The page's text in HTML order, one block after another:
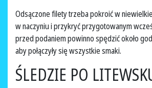
Odsączone filety trzeba pokroić w
w naczyniu i przykryć przygotowanym
przed podaniem powinno spędzić około
aby połączyły się wszystkie smaki.
ŚLEDZIE PO